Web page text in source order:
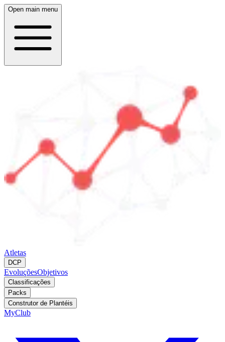
Open main menu
Atletas
DCP
EvoluçõesObjetivos
Classificações
Packs
Construtor de Plantéis
MyClub